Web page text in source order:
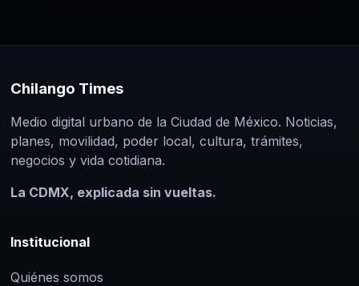
Chilango Times
Medio digital urbano de la Ciudad de México. Noticias,
planes, movilidad, poder local, cultura, trámites,
negocios y vida cotidiana.
La CDMX, explicada sin vueltas.
Institucional
Quiénes somos